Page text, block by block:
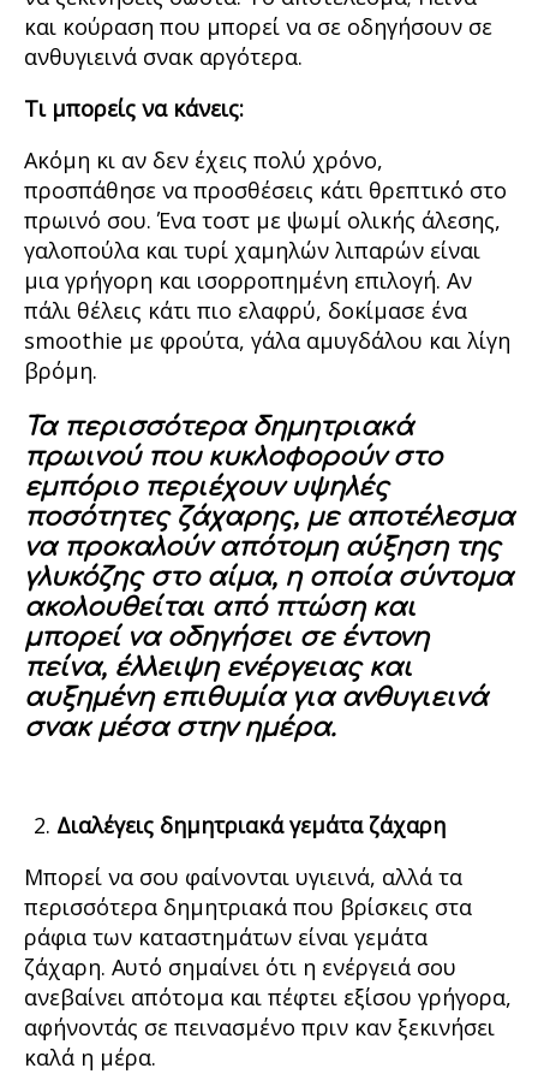
και κούραση που μπορεί να σε οδηγήσουν σε
ανθυγιεινά σνακ αργότερα.
Τι μπορείς να κάνεις:
Ακόμη κι αν δεν έχεις πολύ χρόνο,
προσπάθησε να προσθέσεις κάτι θρεπτικό στο
πρωινό σου. Ένα τοστ με ψωμί ολικής άλεσης,
γαλοπούλα και τυρί χαμηλών λιπαρών είναι
μια γρήγορη και ισορροπημένη επιλογή. Αν
πάλι θέλεις κάτι πιο ελαφρύ, δοκίμασε ένα
smoothie με φρούτα, γάλα αμυγδάλου και λίγη
βρόμη.
Τα περισσότερα δημητριακά
πρωινού που κυκλοφορούν στο
εμπόριο περιέχουν υψηλές
ποσότητες ζάχαρης, με αποτέλεσμα
να προκαλούν απότομη αύξηση της
γλυκόζης στο αίμα, η οποία σύντομα
ακολουθείται από πτώση και
μπορεί να οδηγήσει σε έντονη
πείνα, έλλειψη ενέργειας και
αυξημένη επιθυμία για ανθυγιεινά
σνακ μέσα στην ημέρα.
Διαλέγεις δημητριακά γεμάτα ζάχαρη
Μπορεί να σου φαίνονται υγιεινά, αλλά τα
περισσότερα δημητριακά που βρίσκεις στα
ράφια των καταστημάτων είναι γεμάτα
ζάχαρη. Αυτό σημαίνει ότι η ενέργειά σου
ανεβαίνει απότομα και πέφτει εξίσου γρήγορα,
αφήνοντάς σε πεινασμένο πριν καν ξεκινήσει
καλά η μέρα.